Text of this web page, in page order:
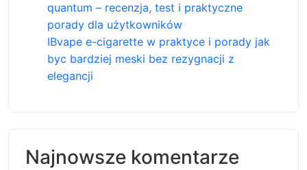
quantum – recenzja, test i praktyczne
porady dla użytkowników
IBvape e-cigarette w praktyce i porady jak
byc bardziej meski bez rezygnacji z
elegancji
Najnowsze komentarze